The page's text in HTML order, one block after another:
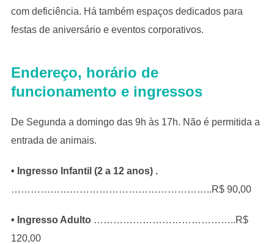
com deficiência. Há também espaços dedicados para
festas de aniversário e eventos corporativos.
Endereço, horário de
funcionamento e ingressos
De Segunda a domingo das 9h às 17h. Não é permitida a
entrada de animais.
• Ingresso Infantil (2 a 12 anos) .
……………………………………………………..R$ 90,00
• Ingresso Adulto ……………………………………..R$
120,00